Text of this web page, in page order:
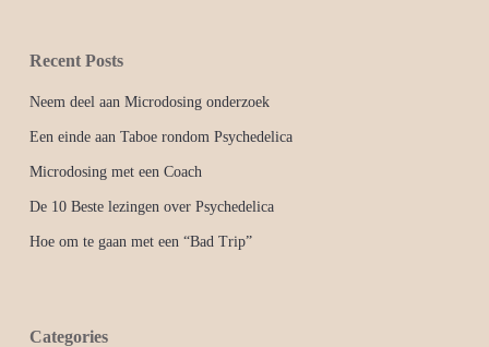
Recent Posts
Neem deel aan Microdosing onderzoek
Een einde aan Taboe rondom Psychedelica
Microdosing met een Coach
De 10 Beste lezingen over Psychedelica
Hoe om te gaan met een “Bad Trip”
Categories